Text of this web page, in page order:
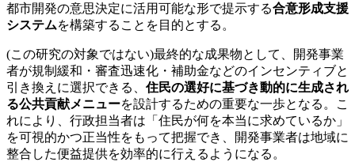
都市開発の意思決定に活用可能な形で提示する合意形成支援
システムを構築することを目的とする。
(この研究の対象ではない)最終的な成果物として、開発事業
者が規制緩和・審査迅速化・補助金などのインセンティブと
引き換えに選択できる、 住民の選好に基づき動的に生成され
る公共貢献メニューを設計するための重要な一歩となる。こ
れにより、行政担当者は「住民が何を本当に求めているか」
を可視的かつ正当性をもって把握でき、開発事業者は地域に
整合した便益提供を効率的に行えるようになる。